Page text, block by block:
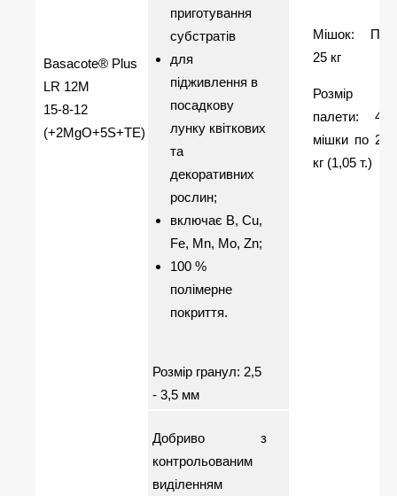
Basacote® Plus
LR 12M
15-8-12
(+2MgO+5S+TE)
приготування
субстратів
для
підживлення в
посадкову
лунку квіткових
та
декоративних
рослин;
включає В, Сu,
Fe, Mn, Mo, Zn;
100 %
полімерне
покриття.
Розмір гранул: 2,5
- 3,5 мм
Мішок: ПЕ
25 кг
Розмір
палети: 42
мішки по 25
кг (1,05 т.)
Добриво з
контрольованим
виділенням